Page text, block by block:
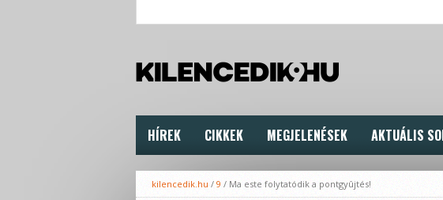
HÍREK CIKKEK MEGJELENÉSEK AKTUÁLIS
kilencedik.hu / 9 / Ma este folytatódik a pontgyûjtés!